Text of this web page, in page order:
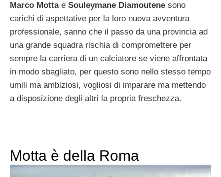
Marco Mottae Souleymane Diamoutene sono
carichi di aspettative per la loro nuova avventura
professionale, sanno che il passo da una provincia ad
una grande squadra rischia di compromettere per
sempre la carriera di un calciatore se viene affrontata
in modo sbagliato, per questo sono nello stesso tempo
umili ma ambiziosi, vogliosi di imparare ma mettendo
a disposizione degli altri la propria freschezza.
Motta è della Roma